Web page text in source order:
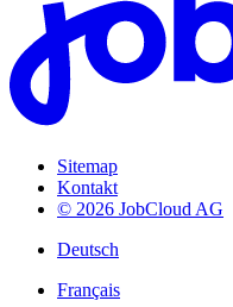
Sitemap
Kontakt
© 2026 JobCloud AG
Deutsch
Français